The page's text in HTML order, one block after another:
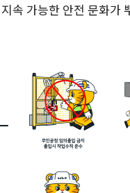
속 가능한 안전 문화가